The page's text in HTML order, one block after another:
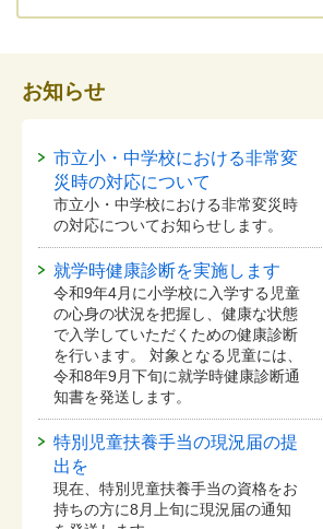
お知らせ
市立小・中学校における非常変
災時の対応について
市立小・中学校における非常変災時
の対応についてお知らせします。
就学時健康診断を実施します
令和9年4月に小学校に入学する児童
の心身の状況を把握し、健康な状態
で入学していただくための健康診断
を行います。 対象となる児童には、
令和8年9月下旬に就学時健康診断通
知書を発送します。
特別児童扶養手当の現況届の提
出を
現在、特別児童扶養手当の資格をお
持ちの方に8月上旬に現況届の通知